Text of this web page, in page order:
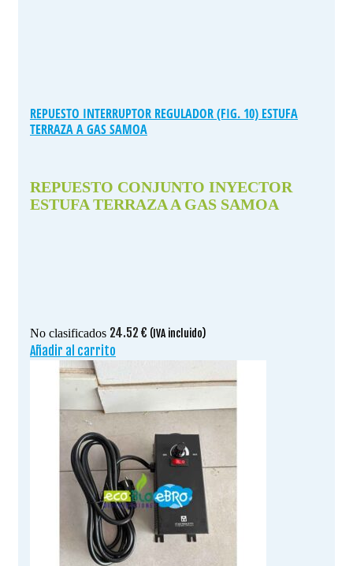
REPUESTO INTERRUPTOR REGULADOR (FIG. 10) ESTUFA
TERRAZA A GAS SAMOA
REPUESTO CONJUNTO INYECTOR
ESTUFA TERRAZA A GAS SAMOA
No clasificados 24.52 € (IVA incluido)
Añadir al carrito